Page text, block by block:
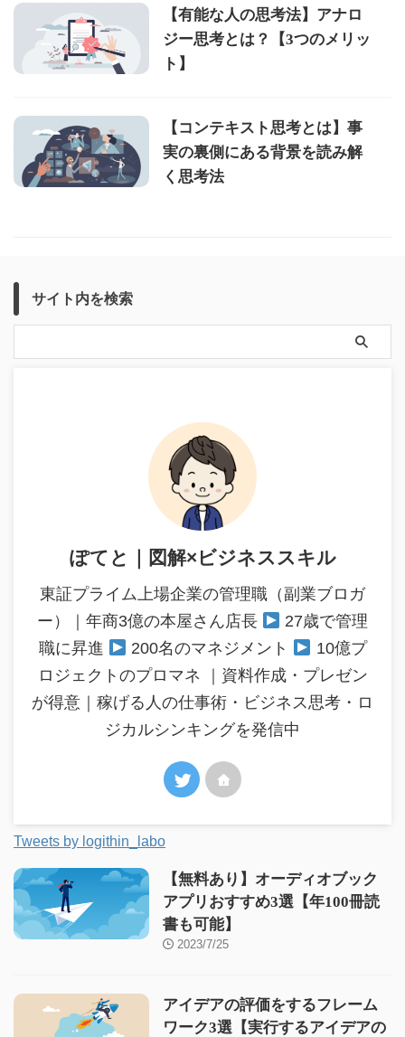
【有能な人の思考法】アナロ
ジー思考とは？【3つのメリッ
ト】
【コンテキスト思考とは】事
実の裏側にある背景を読み解
く思考法
サイト内を検索
ぽてと｜図解×ビジネススキル
東証プライム上場企業の管理職（副業ブロガ
ー）｜年商3億の本屋さん店長
27歳で管理
職に昇進
200名のマネジメント
10億プ
ロジェクトのプロマネ ｜資料作成・プレゼン
が得意｜稼げる人の仕事術・ビジネス思考・ロ
ジカルシンキングを発信中
Tweets by logithin_labo
【無料あり】オーディオブック
アプリおすすめ3選【年100冊読
書も可能】
2023/7/25
アイデアの評価をするフレーム
ワーク3選【実行するアイデアの